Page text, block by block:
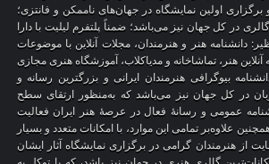
اولین نمایشگاه در جهان‌های ناممکن و فانتزی؛
در کل جهان نیز می‌باشد؛ ضمناً پلتفرم لیلیت با دارا
دانشنامه هنر و هنرمندان، مجلات آنلاین با موضوعات
هنر، تماشاخانه و مدیاکلاب، آموزشگاه هنری مجازی
بیوگرافی هنرمندان ایرانی و بزرگترین رسانه و
در کل جهان نیز می‌باشد که به‌منظور ارتقای سطح
عمومی و رسانهٔ فعال در عرصهٔ هنر ایران فعالیت
علاوه‌بر تمامی این موارد، با امکانات متعدد و بسیار
از هنرمندان گرامی در برگزاری نمایشگاه آثار ایشان